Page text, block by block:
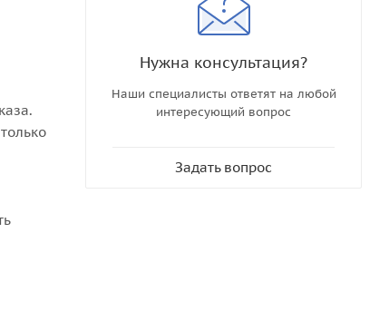
Нужна консультация?
Наши специалисты ответят на любой
интересующий вопрос
Задать вопрос